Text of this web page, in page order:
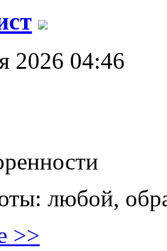
2026 04:46
любой,
>>